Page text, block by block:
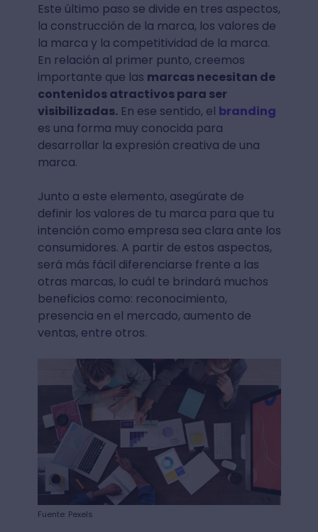
Este último paso se divide en tres aspectos,
la construcción de la marca, los valores de
la marca y la competitividad de la marca.
En relación al primer punto, creemos
importante que las marcas necesitan de
contenidos atractivos para ser
visibilizadas.En ese sentido, el branding
es una forma muy conocida para
desarrollar la expresión creativa de una
marca.
Junto a este elemento, asegúrate de
definir los valores de tu marca para que tu
intención como empresa sea clara ante los
consumidores. A partir de estos aspectos,
será más fácil diferenciarse frente a las
otras marcas, lo cuál te brindará muchos
beneficios como: reconocimiento,
presencia en el mercado, aumento de
ventas, entre otros.
Fuente: Pexels